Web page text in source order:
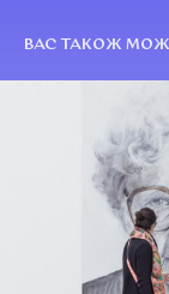
ВАС ТАКОЖ